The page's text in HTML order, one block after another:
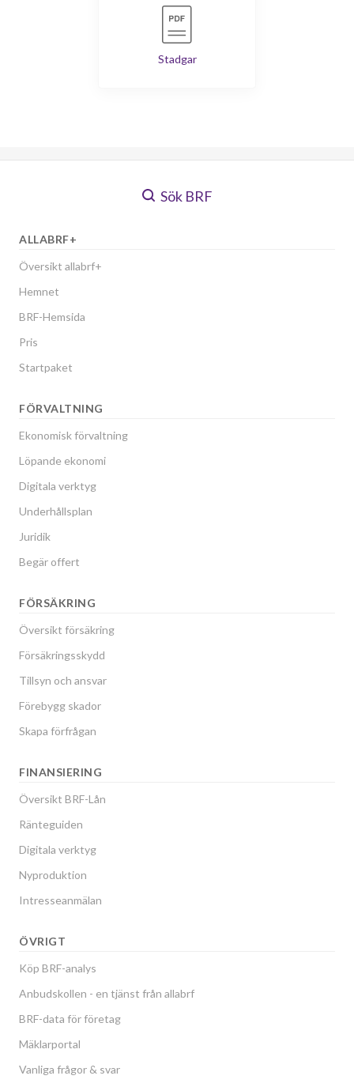
Stadgar
Sök BRF
ALLABRF+
Översikt allabrf+
Hemnet
BRF-Hemsida
Pris
Startpaket
FÖRVALTNING
Ekonomisk förvaltning
Löpande ekonomi
Digitala verktyg
Underhållsplan
Juridik
Begär offert
FÖRSÄKRING
Översikt försäkring
Försäkringsskydd
Tillsyn och ansvar
Förebygg skador
Skapa förfrågan
FINANSIERING
Översikt BRF-Lån
Ränteguiden
Digitala verktyg
Nyproduktion
Intresseanmälan
ÖVRIGT
Köp BRF-analys
Anbudskollen - en tjänst från allabrf
BRF-data för företag
Mäklarportal
Vanliga frågor & svar